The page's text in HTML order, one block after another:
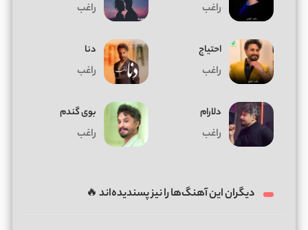
راغب راغب
احتیاج
راغب
دنا
راغب
دلارام
راغب
بوی گندم
راغب
دیگران این آهنگ‌ها را نیز پسندیده‌اند 🔥